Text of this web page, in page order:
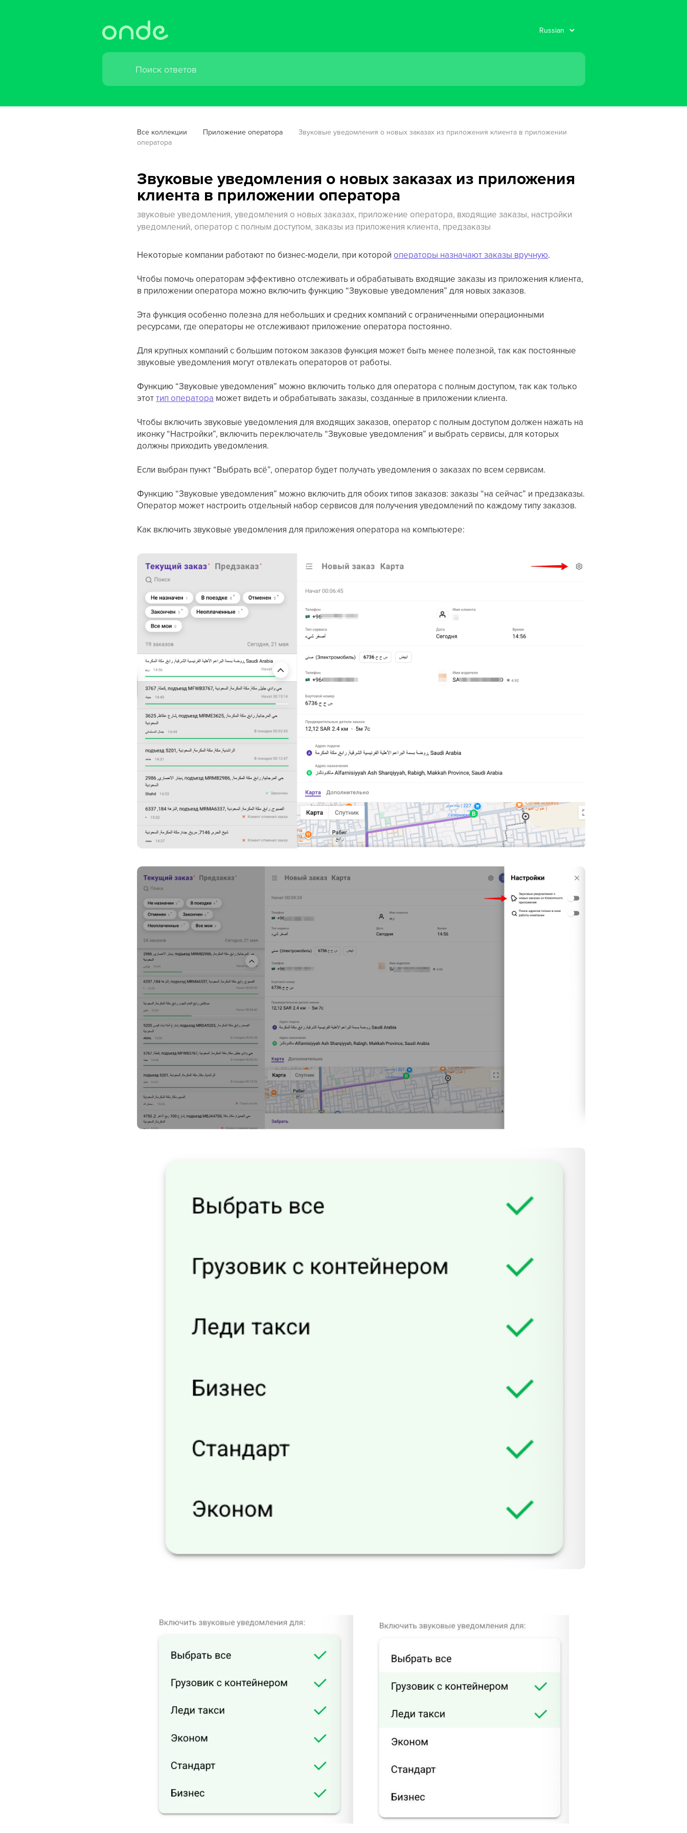
Все коллекции Приложение оператора
Звуковые уведомления о новых заказах из приложения клиента в приложении
оператора
Звуковые уведомления о новых заказах из приложения
клиента в приложении оператора
звуковые уведомления, уведомления о новых заказах, приложение оператора, входящие заказы, настройки
уведомлений, оператор с полным доступом, заказы из приложения клиента, предзаказы
Некоторые компании работают по бизнес-модели, при которойоператоры назначают заказы вручную.
Чтобы помочь операторам эффективно отслеживать и обрабатывать входящие заказы из приложения клиента,
в приложении оператора можно включить функцию “Звуковые уведомления” для новых заказов.
Эта функция особенно полезна для небольших и средних компаний с ограниченными операционными
ресурсами, где операторы не отслеживают приложение оператора постоянно.
Для крупных компаний с большим потоком заказов функция может быть менее полезной, так как постоянные
звуковые уведомления могут отвлекать операторов от работы.
Функцию “Звуковые уведомления” можно включить только для оператора с полным доступом, так как только
этоттип оператора может видеть и обрабатывать заказы, созданные в приложении клиента.
Чтобы включить звуковые уведомления для входящих заказов, оператор с полным доступом должен нажать на
иконку “Настройки”, включить переключатель “Звуковые уведомления” и выбрать сервисы, для которых
должны приходить уведомления.
Если выбран пункт “Выбрать всё”, оператор будет получать уведомления о заказах по всем сервисам.
Функцию “Звуковые уведомления” можно включить для обоих типов заказов: заказы “на сейчас” и предзаказы.
Оператор может настроить отдельный набор сервисов для получения уведомлений по каждому типу заказов.
Как включить звуковые уведомления для приложения оператора на компьютере: